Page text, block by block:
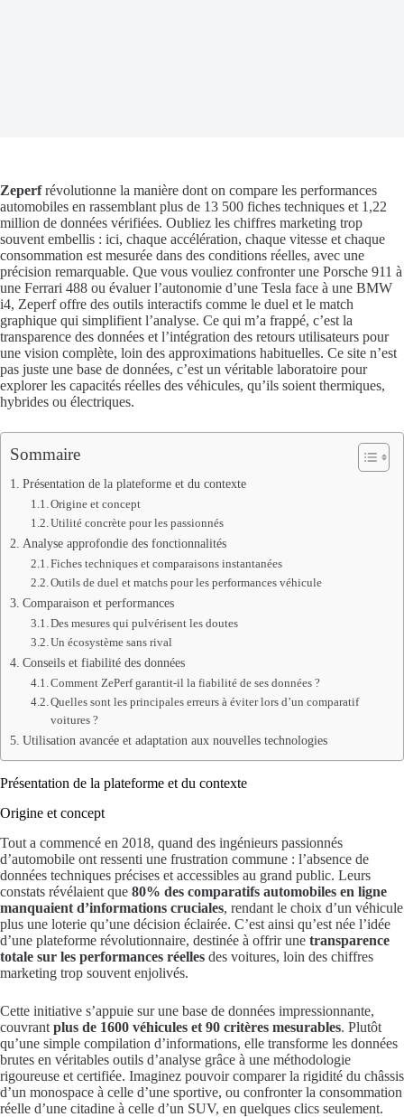
Zeperfrévolutionne la manière dont on compare les performances
automobiles en rassemblant plus de 13 500 fiches techniques et 1,22
million de données vérifiées. Oubliez les chiffres marketing trop
souvent embellis : ici, chaque accélération, chaque vitesse et chaque
consommation est mesurée dans des conditions réelles, avec une
précision remarquable. Que vous vouliez confronter une Porsche 911 à
une Ferrari 488 ou évaluer l’autonomie d’une Tesla face à une BMW
i4, Zeperf offre des outils interactifs comme le duel et le match
graphique qui simplifient l’analyse. Ce qui m’a frappé, c’est la
transparence des données et l’intégration des retours utilisateurs pour
une vision complète, loin des approximations habituelles. Ce site n’est
pas juste une base de données, c’est un véritable laboratoire pour
explorer les capacités réelles des véhicules, qu’ils soient thermiques,
hybrides ou électriques.
Sommaire
Présentation de la plateforme et du contexte
Origine et concept
Utilité concrète pour les passionnés
Analyse approfondie des fonctionnalités
Fiches techniques et comparaisons instantanées
Outils de duel et matchs pour les performances véhicule
Comparaison et performances
Des mesures qui pulvérisent les doutes
Un écosystème sans rival
Conseils et fiabilité des données
Comment ZePerf garantit-il la fiabilité de ses données ?
Quelles sont les principales erreurs à éviter lors d’un comparatif
voitures ?
Utilisation avancée et adaptation aux nouvelles technologies
Présentation de la plateforme et du contexte
Origine et concept
Tout a commencé en 2018, quand des ingénieurs passionnés
d’automobile ont ressenti une frustration commune : l’absence de
données techniques précises et accessibles au grand public. Leurs
constats révélaient que 80% des comparatifs automobiles en ligne
manquaient d’informations cruciales, rendant le choix d’un véhicule
plus une loterie qu’une décision éclairée. C’est ainsi qu’est née l’idée
d’une plateforme révolutionnaire, destinée à offrir une transparence
totale sur les performances réelles des voitures, loin des chiffres
marketing trop souvent enjolivés.
Cette initiative s’appuie sur une base de données impressionnante,
couvrant plus de 1600 véhicules et 90 critères mesurables. Plutôt
qu’une simple compilation d’informations, elle transforme les données
brutes en véritables outils d’analyse grâce à une méthodologie
rigoureuse et certifiée. Imaginez pouvoir comparer la rigidité du châssis
d’un monospace à celle d’une sportive, ou confronter la consommation
réelle d’une citadine à celle d’un SUV, en quelques clics seulement.